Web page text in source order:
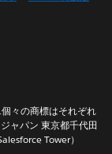
々の商標はそれぞれ
ャパン 東京都千代田
Tower）